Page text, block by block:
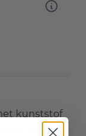
kunststof
gebruik.